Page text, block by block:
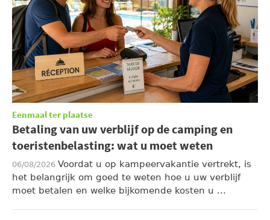
Eenmaal ter plaatse
Betaling van uw verblijf op de camping en
toeristenbelasting: wat u moet weten
06/08/2026 Voordat u op kampeervakantie vertrekt, is
het belangrijk om goed te weten hoe u uw verblijf
moet betalen en welke bijkomende kosten u ...